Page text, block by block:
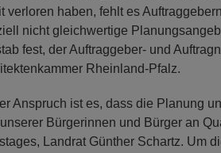
verloren haben, fehlt es
nicht gleichwertige
fest, der Auftraggeber- und
Rheinland-Pfalz.
Anspruch ist es, dass die Planung
Bürgerinnen und Bürger an
Landrat Günther Schartz. Um